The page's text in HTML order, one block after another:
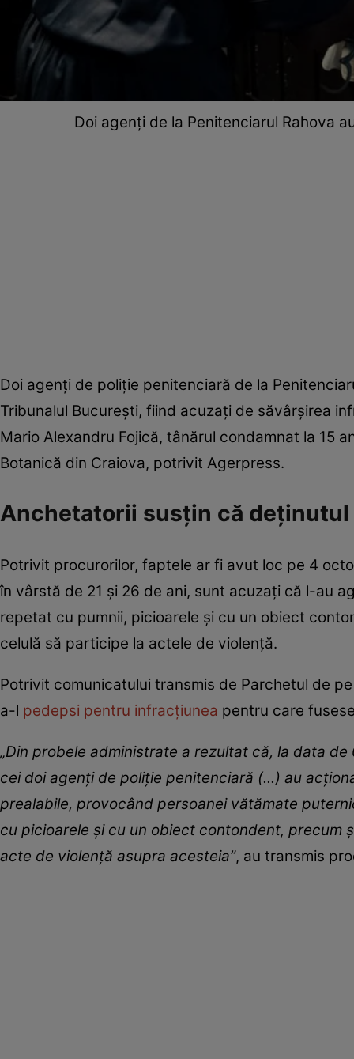
Doi agenți de la Penitenciarul Rahova
Doi agenți de poliție penitenciară de la
Tribunalul București, fiind acuzați de săvârșirea
Mario Alexandru Fojică, tânărul condamnat la 15
Botanică din Craiova, potrivit Agerpress.
Anchetatorii susțin că
Potrivit procurorilor, faptele ar fi avut loc pe 4
în vârstă de 21 și 26 de ani, sunt acuzați că l-au
repetat cu pumnii, picioarele și cu un obiect
celulă să participe la actele de violență.
Potrivit comunicatului transmis de Parchetul de
a-l pedepsi pentru infracțiunea pentru care
„Din probele administrate a rezultat că, la data
cei doi agenţi de poliţie penitenciară (...) au
prealabile, provocând persoanei vătămate
cu picioarele şi cu un obiect contondent, precum
acte de violenţă asupra acesteia”, au transmis